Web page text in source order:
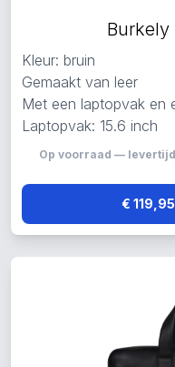
Kleur: bruin
Gemaakt van leer
Met een laptopvak en
Laptopvak: 15.6 inch
Op voorraad —
€